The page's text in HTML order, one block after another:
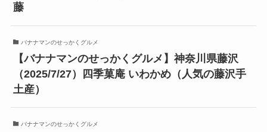
藤
バナナマンのせっかくグルメ
【バナナマンのせっかくグルメ】神奈川県藤沢
（2025/7/27）四季菓庵 いわかめ（人気の藤沢手
土産）
バナナマンのせっかくグルメ